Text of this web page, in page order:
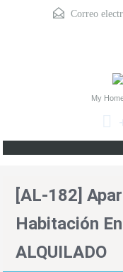
Correo
My
[AL-182]
Habitación
ALQUILADO